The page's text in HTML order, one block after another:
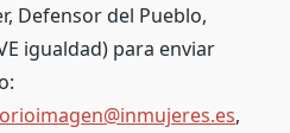
Defensor del Pueblo,
igualdad) para enviar
,